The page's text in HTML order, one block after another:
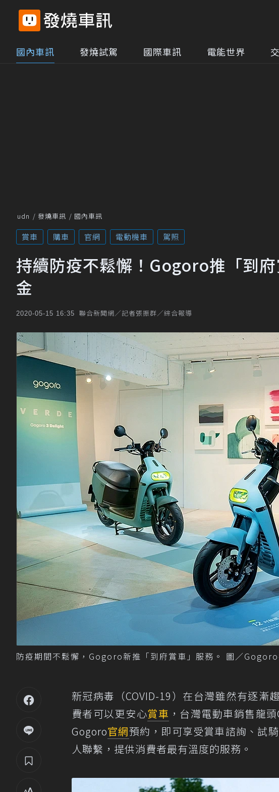
國內車訊 發燒試駕 國際車訊 電能世界
udn 發燒車訊 國內車訊
賞車 購車 官網 電動機車 駕照
持續防疫不鬆懈！Gogoro推「到
金
2020-05-15 16:35 聯合新聞網／記者張振群／綜合報導
防疫期間不鬆懈，Gogoro新推「到府賞車」服務。 圖／
新冠病毒（COVID-19）在台灣雖然有逐漸
費者可以更安心賞車 ，台灣電動車銷售龍
Gogoro官網預約，即可享受賞車諮詢、試
人聯繫，提供消費者最有溫度的服務。